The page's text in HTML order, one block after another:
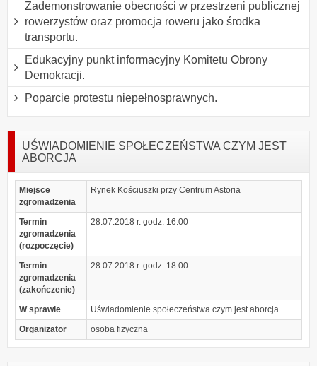
Zademonstrowanie obecności w przestrzeni publicznej
rowerzystów oraz promocja roweru jako środka
transportu.
Edukacyjny punkt informacyjny Komitetu Obrony
Demokracji.
Poparcie protestu niepełnosprawnych.
UŚWIADOMIENIE SPOŁECZEŃSTWA CZYM JEST
ABORCJA
Miejsce
zgromadzenia
Rynek Kościuszki przy Centrum Astoria
Termin
zgromadzenia
(rozpoczęcie)
28.07.2018 r. godz. 16:00
Termin
zgromadzenia
(zakończenie)
28.07.2018 r. godz. 18:00
W sprawie
Uświadomienie społeczeństwa czym jest aborcja
Organizator
osoba fizyczna